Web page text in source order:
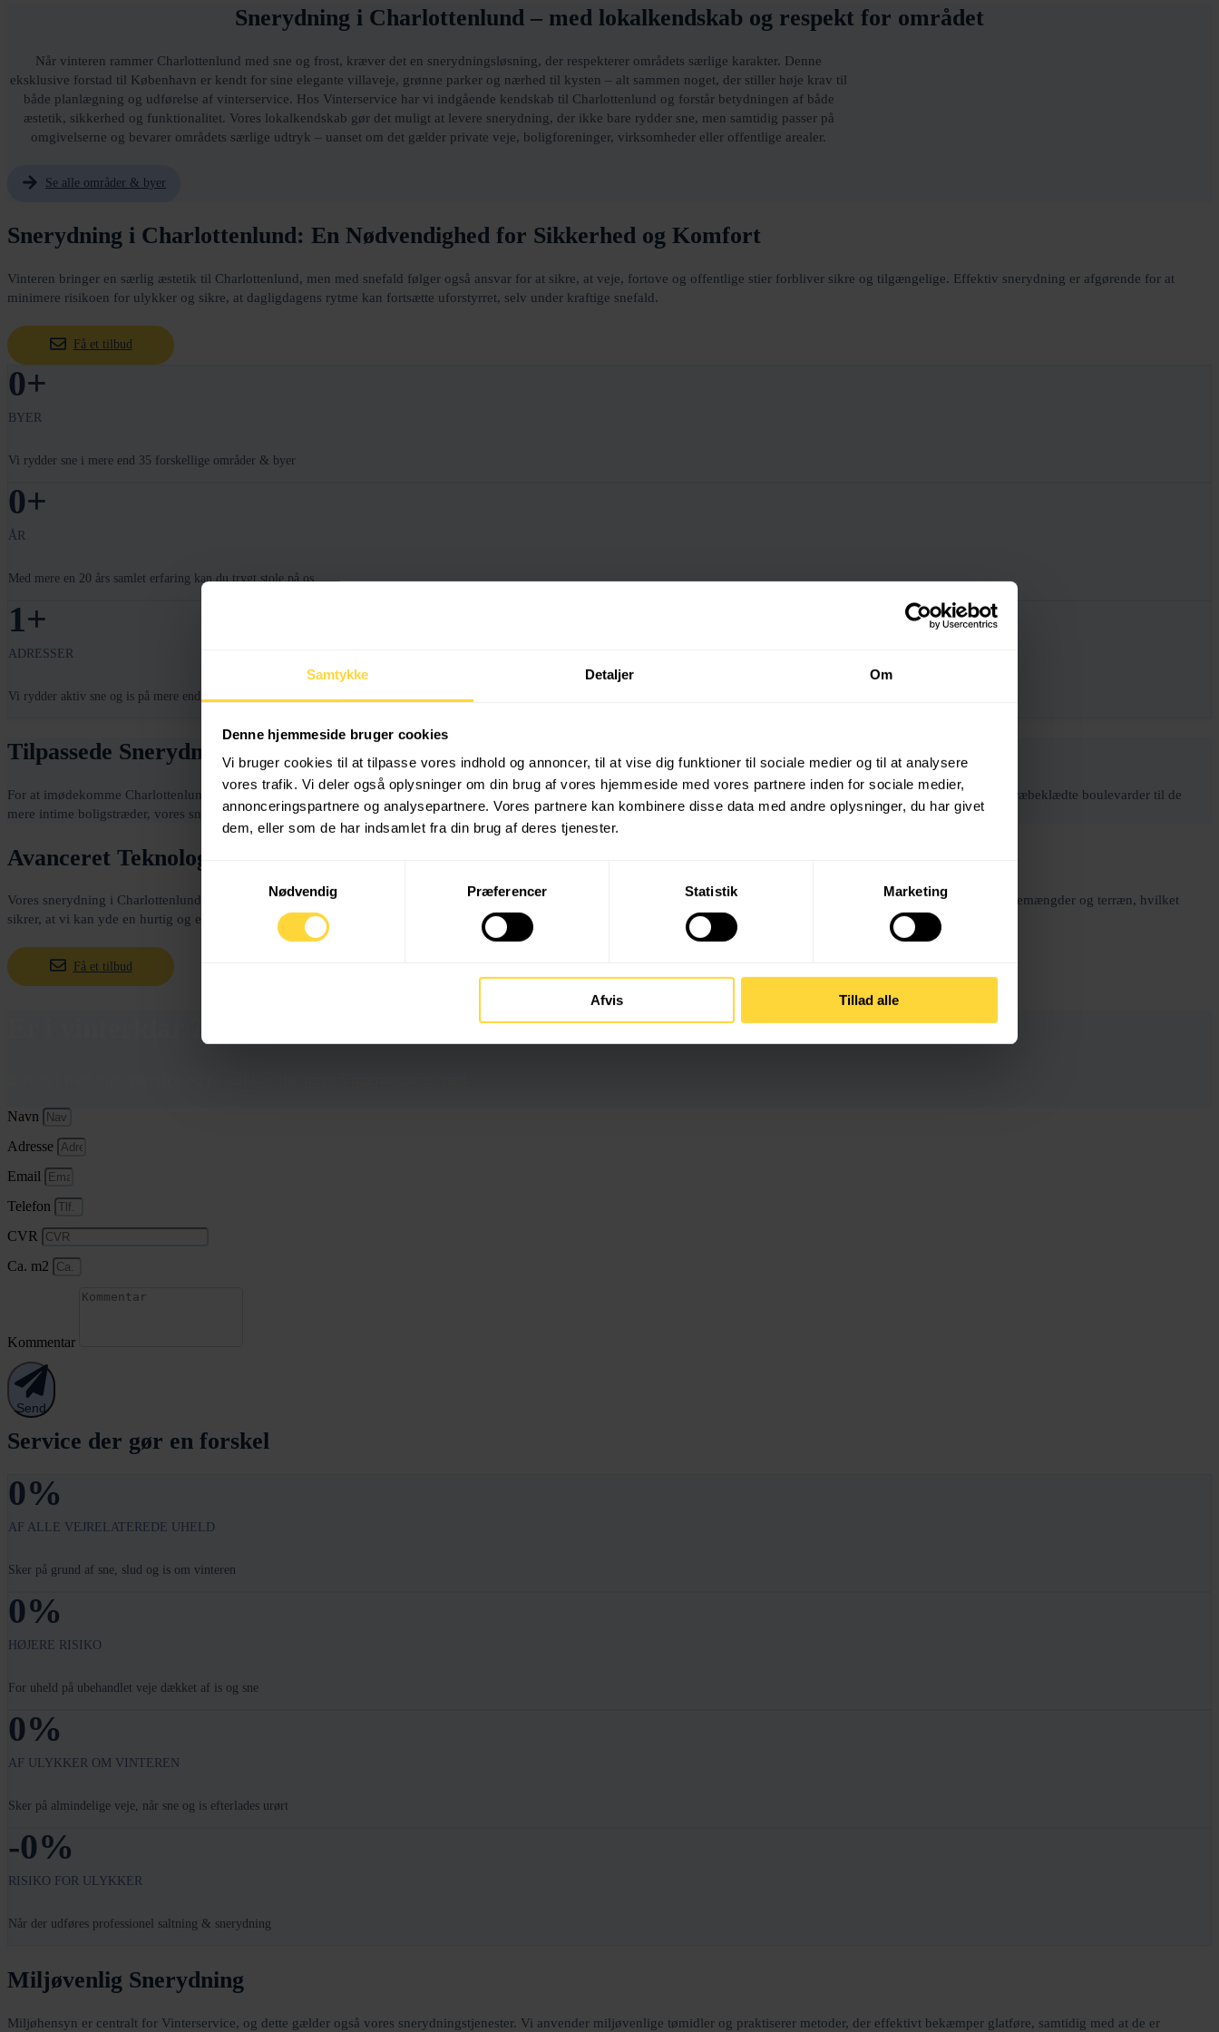
Samtykke Detaljer Om
Denne hjemmeside bruger cookies
Vi bruger cookies til at tilpasse vores indhold og annoncer, til at vise dig funktioner til sociale medier og til at analysere
vores trafik. Vi deler også oplysninger om din brug af vores hjemmeside med vores partnere inden for sociale medier,
annonceringspartnere og analysepartnere. Vores partnere kan kombinere disse data med andre oplysninger, du har givet
dem, eller som de har indsamlet fra din brug af deres tjenester.
Samtykkevalg
Nødvendig
Præferencer Statistik Marketing
Afvis Tillad alle
Snerydning i Charlottenlund – med lokalkendskab og respekt for området
Når vinteren rammer Charlottenlund med sne og frost, kræver det en snerydningsløsning, der respekterer områdets særlige karakter. Denne
eksklusive forstad til København er kendt for sine elegante villaveje, grønne parker og nærhed til kysten – alt sammen noget, der stiller høje krav til
både planlægning og udførelse af vinterservice. Hos Vinterservice har vi indgående kendskab til Charlottenlund og forstår betydningen af både
æstetik, sikkerhed og funktionalitet. Vores lokalkendskab gør det muligt at levere snerydning, der ikke bare rydder sne, men samtidig passer på
omgivelserne og bevarer områdets særlige udtryk – uanset om det gælder private veje, boligforeninger, virksomheder eller offentlige arealer.
Se alle områder & byer
Snerydning i Charlottenlund: En Nødvendighed for Sikkerhed og Komfort
Vinteren bringer en særlig æstetik til Charlottenlund, men med snefald følger også ansvar for at sikre, at veje, fortove og offentlige stier forbliver sikre og tilgængelige. Effektiv snerydning er afgørende for at
minimere risikoen for ulykker og sikre, at dagligdagens rytme kan fortsætte uforstyrret, selv under kraftige snefald.
Få et tilbud
BYER
0+
Vi rydder sne i mere end 35 forskellige områder & byer
ÅR
0+
Med mere en 20 års samlet erfaring kan du trygt stole på os
ADRESSER
1+
Vi rydder aktiv sne og is på mere end 800 adresser
Tilpassede Snerydningsløsninger for Charlottenlund
For at imødekomme Charlottenlunds unikke behov tilbyder Vinterservice skræddersyede snerydningsløsninger, der tager højde for områdets særlige karakteristika. Fra de brede, træbeklædte boulevarder til de
mere intime boligstræder, vores snerydningstjenester er designet til at sikre, at hele området forbliver tilgængeligt og sikkert, uanset vejret.
Avanceret Teknologi og Udstyr
Vores snerydning i Charlottenlund understøttes af den nyeste teknologi og det mest avancerede udstyr. Vores flåde af snerydningskøretøjer er udstyret til at håndtere forskellige snemængder og terræn, hvilket
sikrer, at vi kan yde en hurtig og effektiv service, der opfylder områdets behov.
Få et tilbud
Navn
Adresse
Email
Telefon
CVR
Ca. m2
Kommentar
Send
Service der gør en forskel
AF ALLE VEJRELATEREDE UHELD
0%
Sker på grund af sne, slud og is om vinteren
HØJERE RISIKO
0%
For uheld på ubehandlet veje dækket af is og sne
AF ULYKKER OM VINTEREN
0%
Sker på almindelige veje, når sne og is efterlades urørt
RISIKO FOR ULYKKER
-0%
Når der udføres professionel saltning & snerydning
Miljøvenlig Snerydning
Miljøhensyn er centralt for Vinterservice, og dette gælder også vores snerydningstjenester. Vi anvender miljøvenlige tømidler og praktiserer metoder, der effektivt bekæmper glatføre, samtidig med at de er